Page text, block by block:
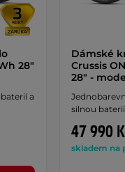
28"
a
Dámské
Crussis
28" -
silnou
47 990
skladem na